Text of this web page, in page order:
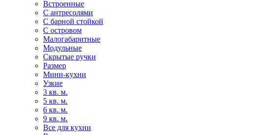
Встроенные
С антресолями
С барной стойкой
С островом
Малогабаритные
Модульные
Скрытые ручки
Размер
Мини-кухни
Узкие
3 кв. м.
5 кв. м.
6 кв. м.
9 кв. м.
Все для кухни